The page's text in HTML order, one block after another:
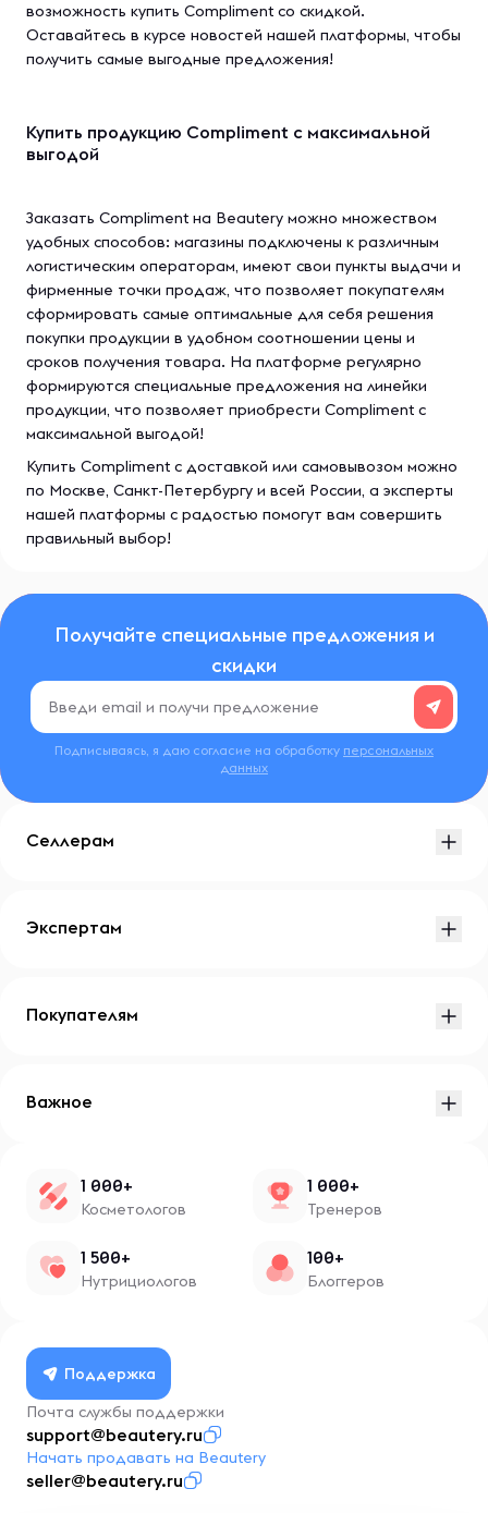
возможность купить Compliment со скидкой.
Оставайтесь в курсе новостей нашей платформы, чтобы
получить самые выгодные предложения!
Купить продукцию Compliment с максимальной
выгодой
Заказать Compliment на Beautery можно множеством
удобных способов: магазины подключены к различным
логистическим операторам, имеют свои пункты выдачи и
фирменные точки продаж, что позволяет покупателям
сформировать самые оптимальные для себя решения
покупки продукции в удобном соотношении цены и
сроков получения товара. На платформе регулярно
формируются специальные предложения на линейки
продукции, что позволяет приобрести Compliment с
максимальной выгодой!
Купить Compliment с доставкой или самовывозом можно
по Москве, Санкт-Петербургу и всей России, а эксперты
нашей платформы с радостью помогут вам совершить
правильный выбор!
Получайте специальные предложения и
скидки
Подписываясь, я даю согласие на обработку персональных
данных
Селлерам
Экспертам
Покупателям
Важное
1 000+
Косметологов
1 000+
Тренеров
1 500+
Нутрициологов
100+
Блоггеров
Поддержка
Почта службы поддержки
support@beautery.ru
Начать продавать на Beautery
seller@beautery.ru